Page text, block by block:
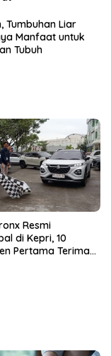
Tumbuhan Liar
Manfaat untuk
Tubuh
Resmi
di Kepri, 10
Pertama Terima